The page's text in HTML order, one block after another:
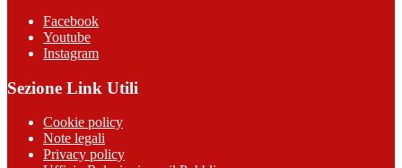
Facebook
Youtube
Instagram
Sezione Link Utili
Cookie policy
Note legali
Privacy policy